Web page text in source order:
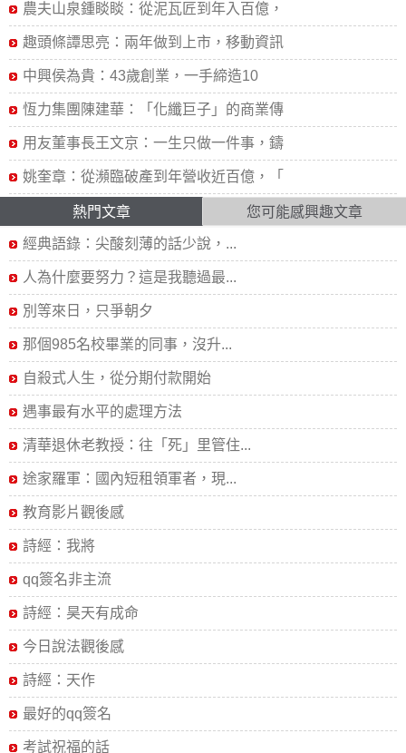
農夫山泉鍾睒睒：從泥瓦匠到年入百億，
趣頭條譚思亮：兩年做到上市，移動資訊
中興侯為貴：43歲創業，一手締造10
恆力集團陳建華：「化纖巨子」的商業傳
用友董事長王文京：一生只做一件事，鑄
姚奎章：從瀕臨破產到年營收近百億，「
熱門文章 您可能感興趣文章
經典語錄：尖酸刻薄的話少說，...
人為什麼要努力？這是我聽過最...
別等來日，只爭朝夕
那個985名校畢業的同事，沒升...
自殺式人生，從分期付款開始
遇事最有水平的處理方法
清華退休老教授：往「死」里管住...
途家羅軍：國內短租領軍者，現...
教育影片觀後感
詩經：我將
qq簽名非主流
詩經：昊天有成命
今日說法觀後感
詩經：天作
最好的qq簽名
考試祝福的話